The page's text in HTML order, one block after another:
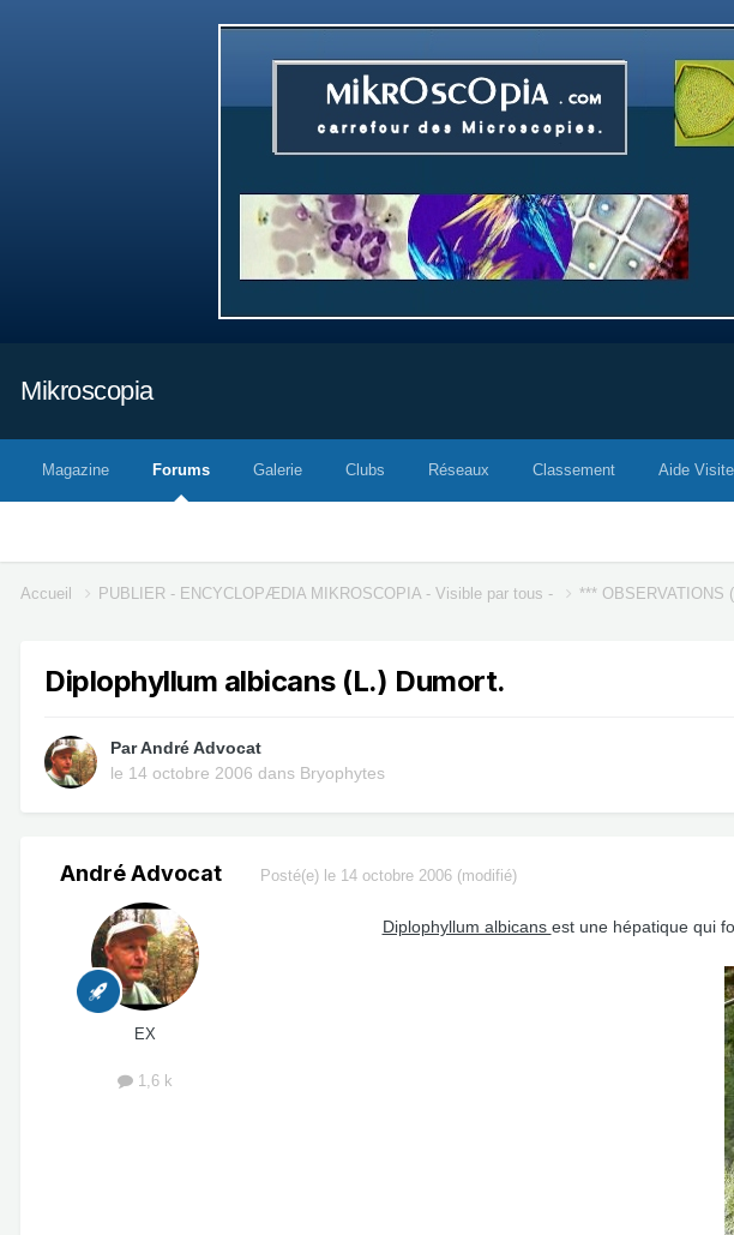
Mikroscopia
Magazine Forums Galerie Clubs Réseaux Classement Aide
Accueil PUBLIER - ENCYCLOPÆDIA MIKROSCOPIA - Visible par tous - *** OBSERVATIONS
Diplophyllum albicans (L.) Dumort.
ParAndré Advocat
le 14 octobre 2006 dans Bryophytes
André Advocat
EX
1,6 k
Posté(e) le 14 octobre 2006 (modifié)
Diplophyllum albicans est une hépatique qui